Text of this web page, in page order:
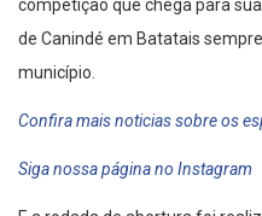
competição que chega para
de Canindé em Batatais
município.
Confira mais noticias sobre os
Siga nossa página no Instagram